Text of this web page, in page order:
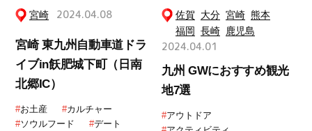
宮崎 2024.04.08
宮崎 東九州自動車道ドラ
イブin飫肥城下町（日南
北郷IC）
#お土産 #カルチャー
#ソウルフード #デート
佐賀 大分 宮崎 熊本
福岡 長崎 鹿児島
2024.04.01
九州 GWにおすすめ観光
地7選
#アウトドア